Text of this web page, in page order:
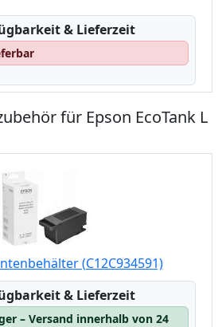
& Lieferzeit
für Epson EcoTank L
(C12C934591)
& Lieferzeit
– Versand innerhalb von 24